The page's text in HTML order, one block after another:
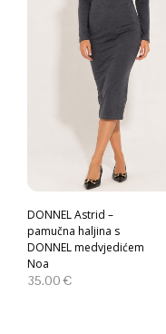
DONNEL Astrid –
pamučna haljina s
DONNEL medvjedićem
Noa
35.00€